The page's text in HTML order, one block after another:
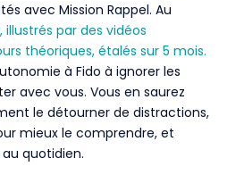
avec Mission Rappel. Au
illustrés par des vidéos
théoriques, étalés sur 5 mois.
à Fido à ignorer les
avec vous. Vous en saurez
le détourner de distractions,
mieux le comprendre, et
quotidien.